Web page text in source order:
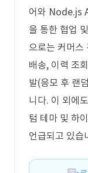
어와 Node.js
을 통한 협업
으로는 커머스
배송, 이력 조
발(응모 후 랜
니다. 이 외에
텀 테마 및 하
언급되고 있습